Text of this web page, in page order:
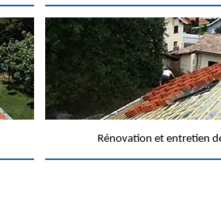
Rénovation et entretien